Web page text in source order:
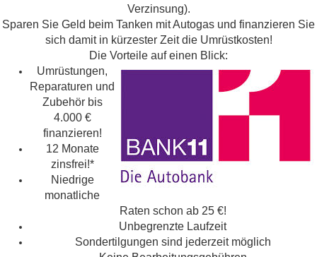
Verzinsung).
Sparen Sie Geld beim Tanken mit Autogas und finanzieren Sie
sich damit in kürzester Zeit die Umrüstkosten!
Die Vorteile auf einen Blick:
Umrüstungen,
Reparaturen und
Zubehör bis
4.000 €
finanzieren!
12 Monate
zinsfrei!*
Niedrige
monatliche
Raten schon ab 25 €!
Unbegrenzte Laufzeit
Sondertilgungen sind jederzeit möglich